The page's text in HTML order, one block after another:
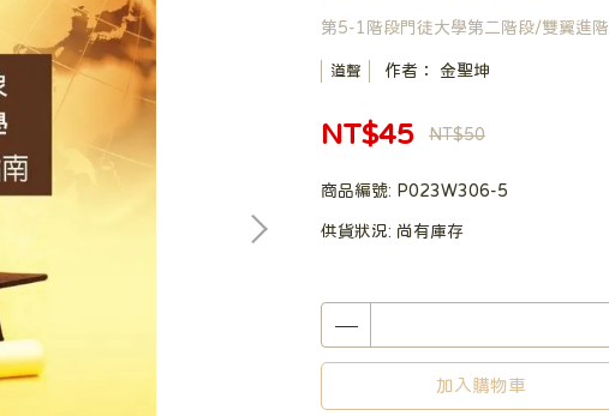
第5-1階段門徒大學第二階段/雙翼進階
道聲 作者： 金聖坤
NT$45 NT$50
商品編號: P023W306-5
供貨狀況: 尚有庫存
加入購物車